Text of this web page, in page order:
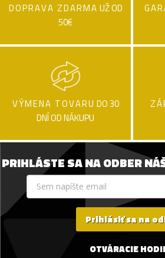
DOPRAVA ZDARMA UŽ OD
50€
VÝMENA TOVARU DO 30
DNÍ OD NÁKUPU
PRIHLÁSTE SA NA ODBER
Prihlásiť sa na
OTVÁRACIE